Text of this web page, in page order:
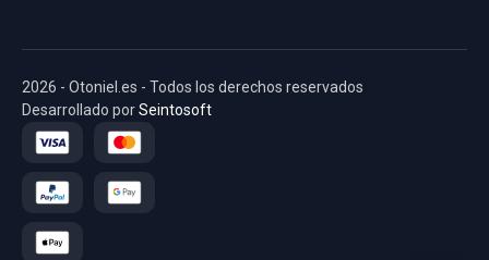
2026 - Otoniel.es - Todos los derechos reservados
Desarrollado porSeintosoft